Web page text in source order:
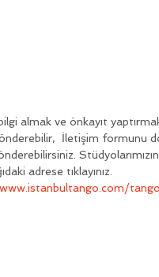
almak ve önkayıt
İletişim formunu
adrese tıklayınız.